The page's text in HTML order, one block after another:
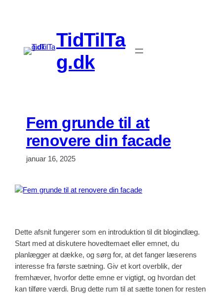
TidTilTa
g.dk
Fem grunde til at
renovere din facade
januar 16, 2025
Dette afsnit fungerer som en introduktion til dit blogindlæg.
Start med at diskutere hovedtemaet eller emnet, du
planlægger at dække, og sørg for, at det fanger læserens
interesse fra første sætning. Giv et kort overblik, der
fremhæver, hvorfor dette emne er vigtigt, og hvordan det
kan tilføre værdi. Brug dette rum til at sætte tonen for resten